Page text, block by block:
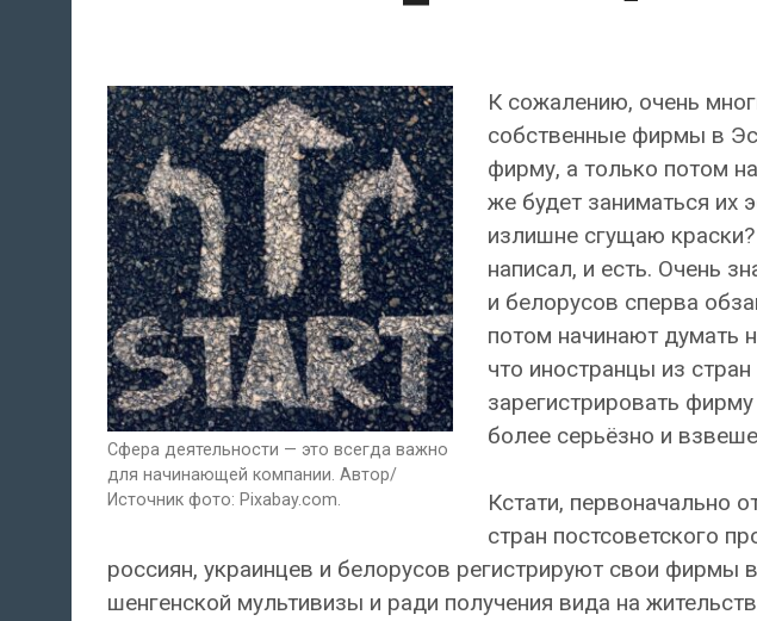
Сфера деятельности — это всегда важно
для начинающей компании. Автор/
Источник фото: Pixabay.com.
К сожалению, очень
собственные фирмы в
фирму, а только потом
же будет заниматься их
излишне сгущаю
написал, и есть. Очень
и белорусов сперва
потом начинают думать
что иностранцы из
зарегистрировать
более серьёзно и
Кстати, первоначально
стран постсоветского
россиян, украинцев и белорусов регистрируют свои фирмы
шенгенской мультивизы и ради получения вида на